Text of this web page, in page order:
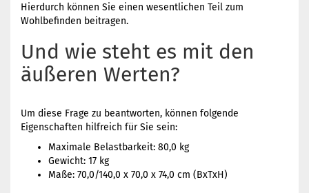
Hierdurch können Sie einen wesentlichen Teil zum
Wohlbefinden beitragen.
Und wie steht es mit den
äußeren Werten?
Um diese Frage zu beantworten, können folgende
Eigenschaften hilfreich für Sie sein:
Maximale Belastbarkeit: 80,0 kg
Gewicht: 17 kg
Maße: 70,0/140,0 x 70,0 x 74,0 cm (BxTxH)